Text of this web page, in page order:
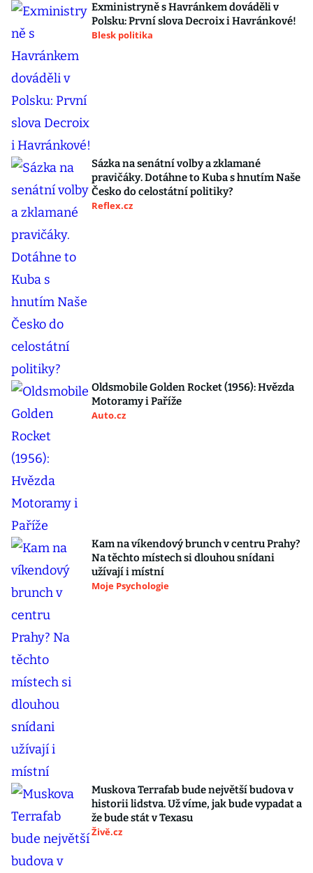
Exministryně s Havránkem dováděli v
Polsku: První slova Decroix i Havránkové!
Blesk politika
Sázka na senátní volby a zklamané
pravičáky. Dotáhne to Kuba s hnutím Naše
Česko do celostátní politiky?
Reflex.cz
Oldsmobile Golden Rocket (1956): Hvězda
Motoramy i Paříže
Auto.cz
Kam na víkendový brunch v centru Prahy?
Na těchto místech si dlouhou snídani
užívají i místní
Moje Psychologie
Muskova Terrafab bude největší budova v
historii lidstva. Už víme, jak bude vypadat a
že bude stát v Texasu
Živě.cz